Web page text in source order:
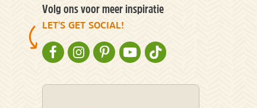
Volg ons voor meer inspiratie
LET'S GET SOCIAL!
NATURESCANNER OP FACEBOOK
NATURESCANNER OP INSTAGRAM
NATURESCANNER OP PINTEREST
NATURESCANNER OP YOUTUBE
NATURESCANNER OP